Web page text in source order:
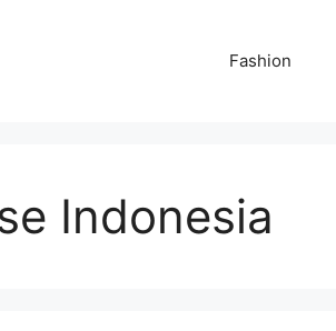
Fashion
Indonesia